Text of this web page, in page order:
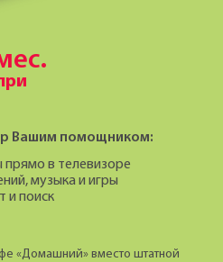
Вашим помощником:
прямо в телевизоре
музыка и игры
и поиск
«Домашний» вместо штатной